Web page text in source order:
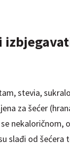
stevia,
za šećer
nekaloričnom,
slađi od šećera